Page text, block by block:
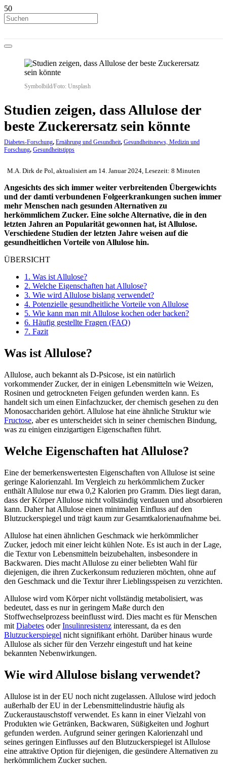
Symbolbild/Foto: Unsplash
Studien zeigen, dass Allulose der
beste Zuckerersatz sein könnte
Diabetes-Forschung, Ernährung und Gesundheit, Gesundheitsnews, Medizin und
Forschung, Gesundheitstipps
M.A. Dirk de Pol, aktualisiert am 14. Januar 2024, Lesezeit: 8 Minuten
Angesichts des sich immer weiter verbreitenden Übergewichts
und der damti verbundenen Folgeerkrankungen suchen immer
mehr Menschen nach gesunden Alternativen zu
herkömmlichem Zucker. Eine solche Alternative, die in den
letzten Jahren an Popularität gewonnen hat, ist Allulose.
Verschiedene Studien der letzten Jahre weisen auf die
gesundheitlichen Vorteile von Allulose hin.
ÜBERSICHT
1. Was ist Allulose?
2. Welche Eigenschaften hat Allulose?
3. Wie wird Allulose bislang verwendet?
4. Potenzielle gesundheitliche Vorteile von Allulose
5. Wie kann man mit Allulose kochen oder backen?
6. Häufig gestellte Fragen (FAQ)
7. Fazit
Was ist Allulose?
Allulose, auch bekannt als D-Psicose, ist ein natürlich
vorkommender Zucker, der in einigen Lebensmitteln wie Weizen,
Rosinen und getrockneten Feigen gefunden werden kann. Es
handelt sich um einen Einfachzucker, der chemisch gesehen zu den
Monosacchariden gehört. Allulose hat eine ähnliche Struktur wie
Fructose, aber es unterscheidet sich in seiner chemischen Bindung,
was zu einigen einzigartigen Eigenschaften führt.
Welche Eigenschaften hat Allulose?
Eine der bemerkenswertesten Eigenschaften von Allulose ist seine
geringe Kalorienzahl. Im Vergleich zu herkömmlichem Zucker
enthält Allulose nur etwa 0,2 Kalorien pro Gramm. Dies liegt daran,
dass der Körper Allulose nicht vollständig verdauen und absorbieren
kann. Daher hat Allulose einen minimalen Einfluss auf den
Blutzuckerspiegel und trägt kaum zur Gesamtkalorienaufnahme bei.
Allulose hat einen ähnlichen Geschmack wie herkömmlicher
Zucker, jedoch mit einer leicht kühlen Note. Es ist auch in der Lage,
die Textur von Lebensmitteln beizubehalten, insbesondere in
Backwaren. Dies macht Allulose zu einer beliebten Wahl für
diejenigen, die ihren Zuckerkonsum reduzieren möchten, ohne auf
den Geschmack und die Textur ihrer Lieblingsspeisen zu verzichten.
Allulose wird vom Körper nicht vollständig metabolisiert, was
bedeutet, dass es nur in geringem Maße durch den
Stoffwechselprozess beeinflusst wird. Dies macht es für Menschen
mit Diabetes oderInsulinresistenz interessant, da es den
Blutzuckerspiegel nicht signifikant erhöht. Darüber hinaus wurde
Allulose als sicher für den Verzehr eingestuft und hat keine
bekannten Nebenwirkungen.
Wie wird Allulose bislang verwendet?
Allulose ist in der EU noch nicht zugelassen. Allulose wird jedoch
außerhalb der EU in der Lebensmittelindustrie häufig als
Zuckeraustauschstoff verwendet. Es kann in einer Vielzahl von
Produkten wie Getränken, Backwaren, Süßigkeiten und Joghurt
gefunden werden. Aufgrund seiner geringen Kalorienzahl und
seines geringen Einflusses auf den Blutzuckerspiegel ist Allulose
eine attraktive Option für diejenigen, die gesündere Alternativen zu
herkömmlichem Zucker suchen.